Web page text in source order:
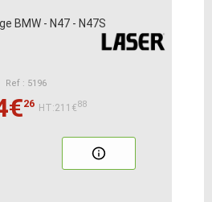
BMW - N47 - N47S
Ref : 5196
26 HT:211€88